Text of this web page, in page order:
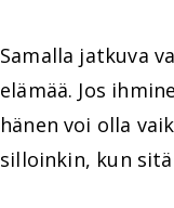
Samalla jatkuva
elämää. Jos
hänen voi olla
silloinkin, kun